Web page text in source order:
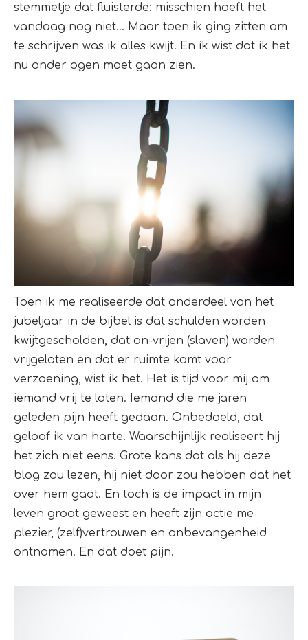
stemmetje dat fluisterde: misschien hoeft het
vandaag nog niet… Maar toen ik ging zitten om
te schrijven was ik alles kwijt. En ik wist dat ik het
nu onder ogen moet gaan zien.
Toen ik me realiseerde dat onderdeel van het
jubeljaar in de bijbel is dat schulden worden
kwijtgescholden, dat on-vrijen (slaven) worden
vrijgelaten en dat er ruimte komt voor
verzoening, wist ik het. Het is tijd voor mij om
iemand vrij te laten. Iemand die me jaren
geleden pijn heeft gedaan. Onbedoeld, dat
geloof ik van harte. Waarschijnlijk realiseert hij
het zich niet eens. Grote kans dat als hij deze
blog zou lezen, hij niet door zou hebben dat het
over hem gaat. En toch is de impact in mijn
leven groot geweest en heeft zijn actie me
plezier, (zelf)vertrouwen en onbevangenheid
ontnomen. En dat doet pijn.